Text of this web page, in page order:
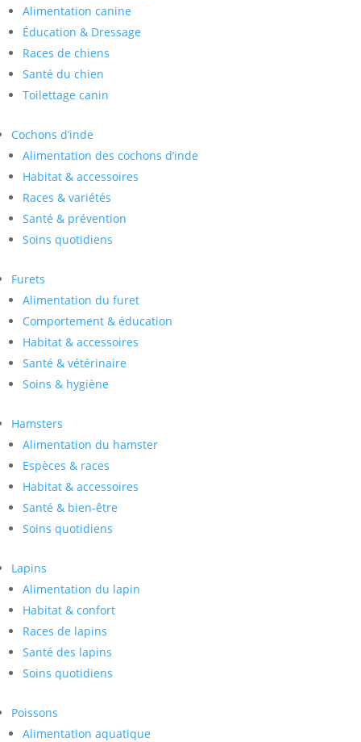
Alimentation canine
Éducation & Dressage
Races de chiens
Santé du chien
Toilettage canin
Cochons d’inde
Alimentation des cochons d’inde
Habitat & accessoires
Races & variétés
Santé & prévention
Soins quotidiens
Furets
Alimentation du furet
Comportement & éducation
Habitat & accessoires
Santé & vétérinaire
Soins & hygiène
Hamsters
Alimentation du hamster
Espèces & races
Habitat & accessoires
Santé & bien-être
Soins quotidiens
Lapins
Alimentation du lapin
Habitat & confort
Races de lapins
Santé des lapins
Soins quotidiens
Poissons
Alimentation aquatique